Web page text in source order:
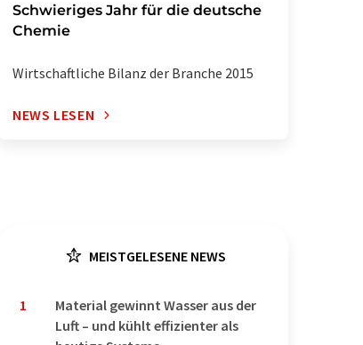
Schwieriges Jahr für die deutsche
Chemie
Wirtschaftliche Bilanz der Branche 2015
NEWS LESEN
MEISTGELESENE NEWS
1
Material gewinnt Wasser aus der
Luft – und kühlt effizienter als